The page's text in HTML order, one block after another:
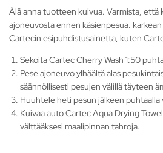
Älä anna tuotteen kuivua. Varmista, että
ajoneuvosta ennen käsienpesua.
Cartecin esipuhdistusainetta, kuten
Sekoita Cartec Cherry Wash 1:50
Pese ajoneuvo ylhäältä alas
säännöllisesti pesujen välillä täyteen
Huuhtele heti pesun jälkeen puhtaalla
Kuivaa auto Cartec Aqua Drying
välttääksesi maalipinnan tahroja.